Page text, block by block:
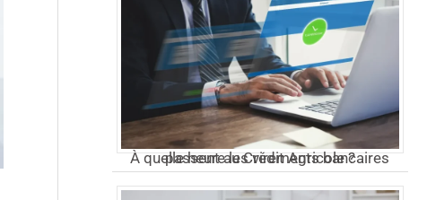
À quelle heure les virements bancaires passent au Crédit Agricole ?